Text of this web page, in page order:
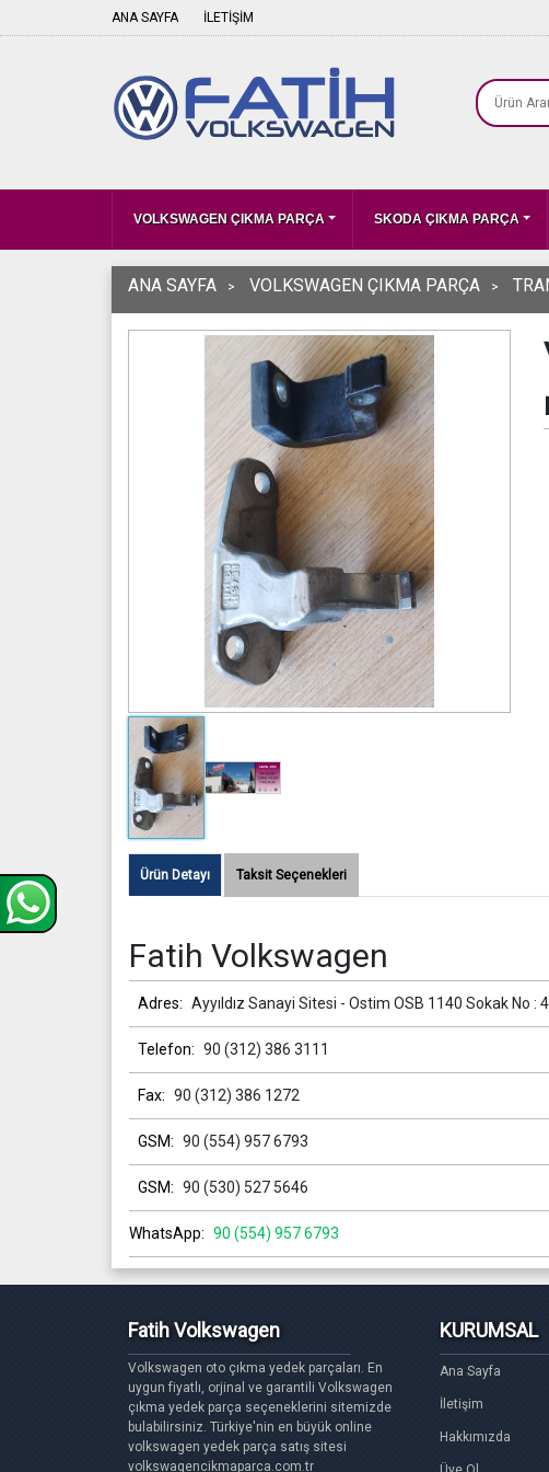
ANA SAYFA İLETİŞİM
VOLKSWAGEN ÇIKMA PARÇA SKODA ÇIKMA PARÇA
ANA SAYFA VOLKSWAGEN ÇIKMA PARÇA
Ürün Detayı Taksit Seçenekleri
Fatih Volkswagen
Adres: Ayyıldız Sanayi Sitesi - Ostim OSB 1140 Sokak No :
Telefon: 90 (312) 386 3111
Fax: 90 (312) 386 1272
GSM: 90 (554) 957 6793
GSM: 90 (530) 527 5646
WhatsApp: 90 (554) 957 6793
Fatih Volkswagen
Volkswagen oto çıkma yedek parçaları. En
uygun fiyatlı, orjinal ve garantili Volkswagen
çıkma yedek parça seçeneklerini sitemizde
bulabilirsiniz. Türkiye'nin en büyük online
volkswagen yedek parça satış sitesi
volkswagencikmaparca.com.tr
KURUMSAL
Ana Sayfa
İletişim
Hakkımızda